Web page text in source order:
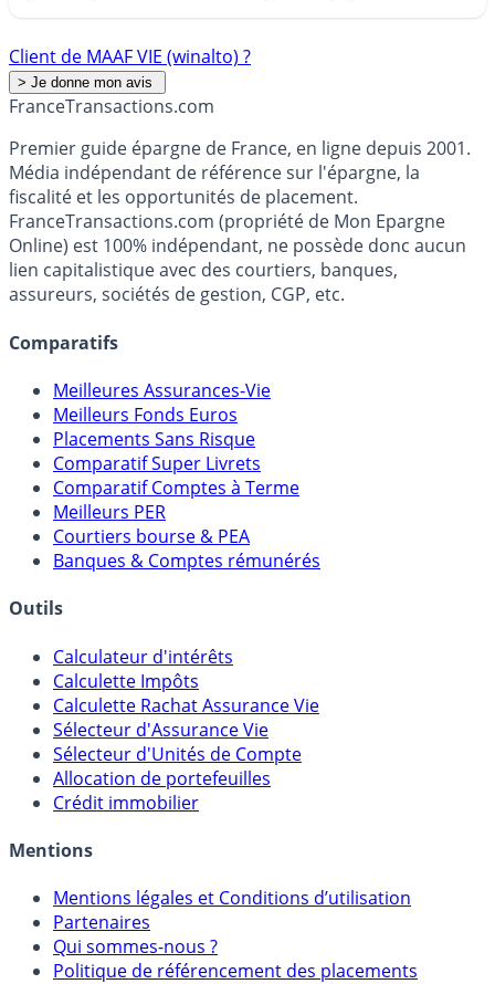
Client de MAAF VIE (winalto) ?
FranceTransactions.com
Premier guide épargne de France, en ligne depuis 2001.
Média indépendant de référence sur l'épargne, la
fiscalité et les opportunités de placement.
FranceTransactions.com (propriété de Mon Epargne
Online) est 100% indépendant, ne possède donc aucun
lien capitalistique avec des courtiers, banques,
assureurs, sociétés de gestion, CGP, etc.
Comparatifs
Meilleures Assurances-Vie
Meilleurs Fonds Euros
Placements Sans Risque
Comparatif Super Livrets
Comparatif Comptes à Terme
Meilleurs PER
Courtiers bourse & PEA
Banques & Comptes rémunérés
Outils
Calculateur d'intérêts
Calculette Impôts
Calculette Rachat Assurance Vie
Sélecteur d'Assurance Vie
Sélecteur d'Unités de Compte
Allocation de portefeuilles
Crédit immobilier
Mentions
Mentions légales et Conditions d’utilisation
Partenaires
Qui sommes-nous ?
Politique de référencement des placements